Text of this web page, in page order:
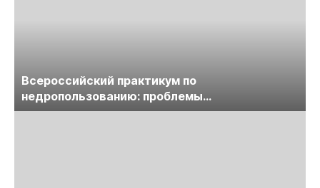
Всероссийский практикум по
недропользованию: проблемы
лицензирования, цифровизации, экспертизы